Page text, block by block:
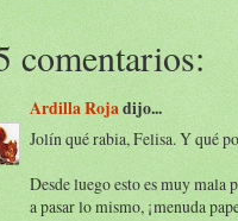
comentarios:
Ardilla Rojadijo...
Jolín qué rabia, Felisa. Y qué
Desde luego esto es muy mala
a pasar lo mismo, ¡menuda